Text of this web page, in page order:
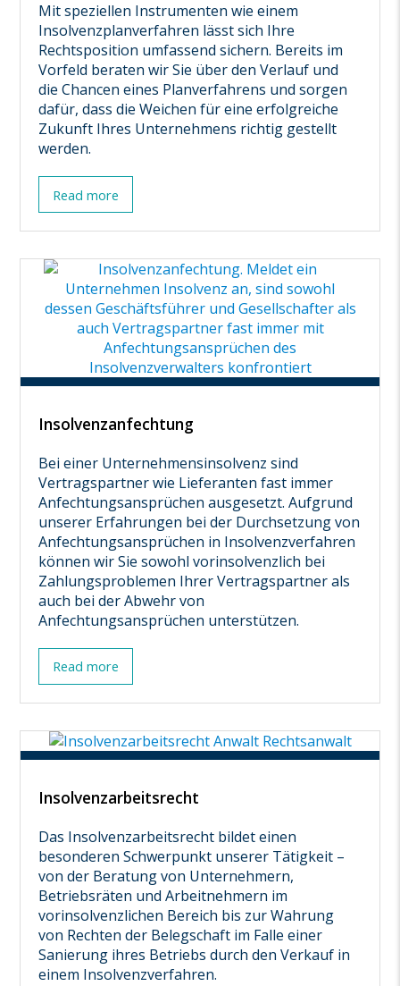
Mit speziellen Instrumenten wie einem
Insolvenzplanverfahren lässt sich Ihre
Rechtsposition umfassend sichern. Bereits im
Vorfeld beraten wir Sie über den Verlauf und
die Chancen eines Planverfahrens und sorgen
dafür, dass die Weichen für eine erfolgreiche
Zukunft Ihres Unternehmens richtig gestellt
werden.
Read more
Insolvenzanfechtung
Bei einer Unternehmensinsolvenz sind
Vertragspartner wie Lieferanten fast immer
Anfechtungsansprüchen ausgesetzt. Aufgrund
unserer Erfahrungen bei der Durchsetzung von
Anfechtungsansprüchen in Insolvenzverfahren
können wir Sie sowohl vorinsolvenzlich bei
Zahlungsproblemen Ihrer Vertragspartner als
auch bei der Abwehr von
Anfechtungsansprüchen unterstützen.
Read more
Insolvenzarbeitsrecht
Das Insolvenzarbeitsrecht bildet einen
besonderen Schwerpunkt unserer Tätigkeit –
von der Beratung von Unternehmern,
Betriebsräten und Arbeitnehmern im
vorinsolvenzlichen Bereich bis zur Wahrung
von Rechten der Belegschaft im Falle einer
Sanierung ihres Betriebs durch den Verkauf in
einem Insolvenzverfahren.